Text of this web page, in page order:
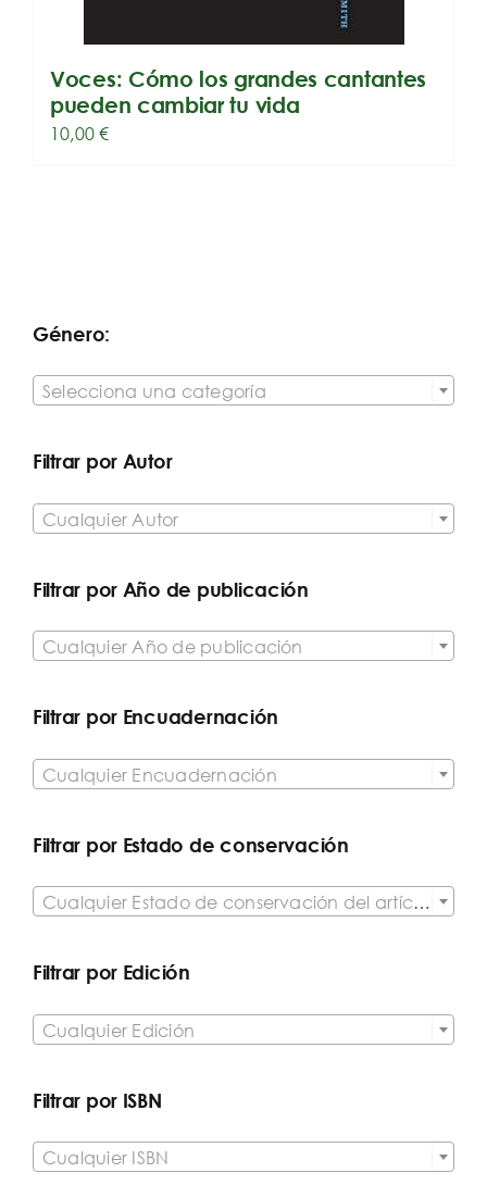
Voces: Cómo los grandes cantantes
pueden cambiar tu vida
10,00€
Género:
Selecciona una categoría
Filtrar por Autor
Cualquier Autor
Filtrar por Año de publicación
Cualquier Año de publicación
Filtrar por Encuadernación
Cualquier Encuadernación
Filtrar por Estado de conservación
Cualquier Estado de conservación del artículo
Filtrar por Edición
Cualquier Edición
Filtrar por ISBN
Cualquier ISBN